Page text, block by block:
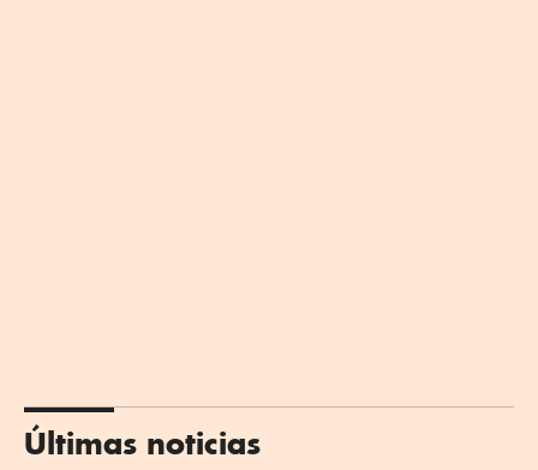
Últimas noticias